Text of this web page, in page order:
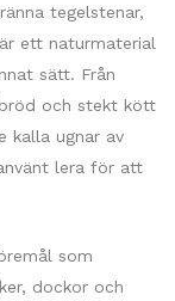
tegelstenar,
ett naturmaterial
sätt. Från
och stekt kött
kalla ugnar av
lera för att
som
dockor och